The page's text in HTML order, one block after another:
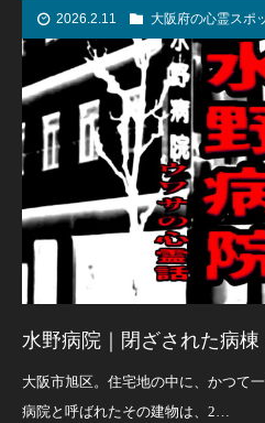
2026.2.11 大阪府の心霊スポ
水野病院｜閉ざされた病
大阪市旭区。住宅地の中に、かつて
病院と呼ばれたその建物は、2…